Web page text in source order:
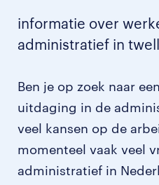
informatie over
administratief in
Ben je op zoek naar
uitdaging in de
veel kansen op de
momenteel vaak veel
administratief in